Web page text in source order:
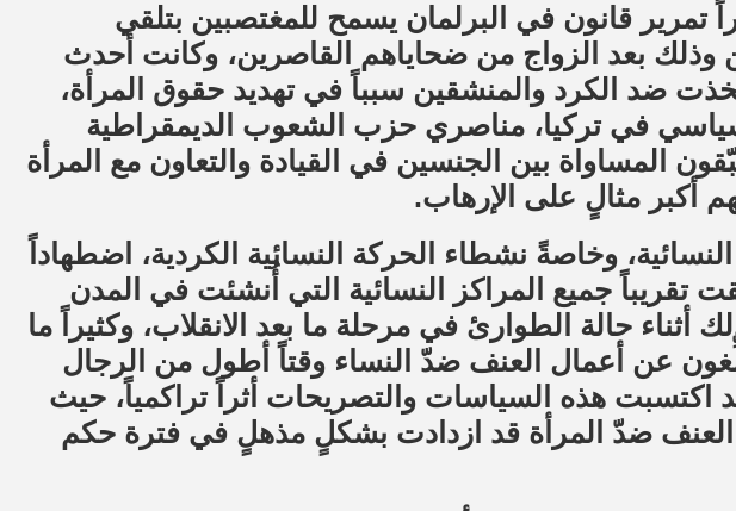
تمرير قانون في البرلمان يسمح للمغتصبين بتلقي
بعد الزواج من ضحاياهم القاصرين، وكانت أحدث
ضد الكرد والمنشقين سبباً في تهديد حقوق المرأة،
في تركيا، مناصري حزب الشعوب الديمقراطية
المساواة بين الجنسين في القيادة والتعاون مع المرأة
أكبر مثالٍ على الإرهاب.
وخاصةً نشطاء الحركة النسائية الكردية، اضطهاداً
تقريباً جميع المراكز النسائية التي أُنشئت في المدن
قبل عام 2016، وذلك أثناء حالة الطوارئ في مرحلة ما بعد الانقلاب، وكثيراً ما
عن أعمال العنف ضدّ النساء وقتاً أطول من الرجال
اكتسبت هذه السياسات والتصريحات أثراً تراكمياً، حيث
ضدّ المرأة قد ازدادت بشكلٍ مذهلٍ في فترة حكم